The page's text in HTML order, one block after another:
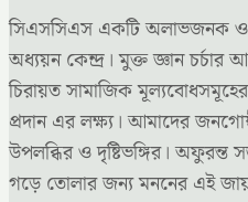
সিএসসিএস একটি অলাভজনক ও
অধ্যয়ন কেন্দ্র। মুক্ত জ্ঞান চর্চার
চিরায়ত সামাজিক
প্রদান এর লক্ষ্য। আমাদের
উপলব্ধির ও দৃষ্টিভঙ্গির।
গড়ে তোলার জন্য মননের এই